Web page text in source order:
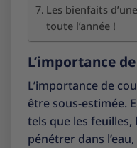
Les bienfaits
toute l’année !
L’importance
L’importance de
être sous-estimée.
tels que les feuilles,
pénétrer dans